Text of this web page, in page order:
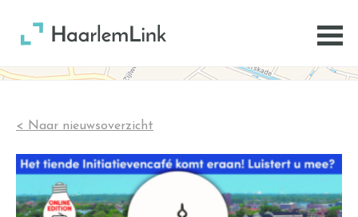
< Naar nieuwsoverzicht